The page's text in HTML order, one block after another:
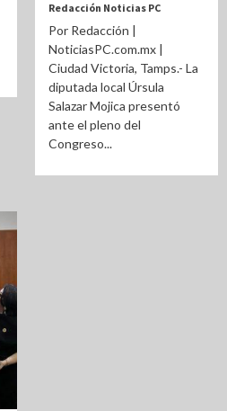
Redacción Noticias PC
Por Redacción |
NoticiasPC.com.mx |
Ciudad Victoria, Tamps.- La
diputada local Úrsula
Salazar Mojica presentó
ante el pleno del
Congreso...